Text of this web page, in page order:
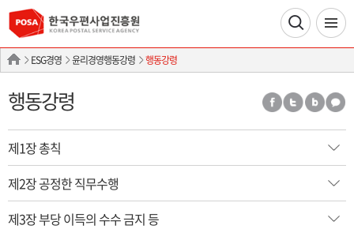
ESG경영 윤리경영행동강령 행동강령
행동강령
제1장 총칙
제2장 공정한 직무수행
제3장 부당 이득의 수수 금지 등